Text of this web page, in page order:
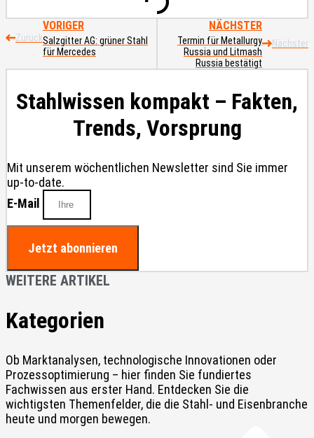
Zurück
VORIGER
Salzgitter AG: grüner Stahl
für Mercedes
NÄCHSTER
Termin für Metallurgy
Russia und Litmash
Russia bestätigt
Nächster
Stahlwissen kompakt – Fakten,
Trends, Vorsprung
Mit unserem wöchentlichen Newsletter sind Sie immer
up-to-date.
E-Mail
Jetzt abonnieren
WEITERE ARTIKEL
Kategorien
Ob Marktanalysen, technologische Innovationen oder
Prozessoptimierung – hier finden Sie fundiertes
Fachwissen aus erster Hand. Entdecken Sie die
wichtigsten Themenfelder, die die Stahl- und Eisenbranche
heute und morgen bewegen.